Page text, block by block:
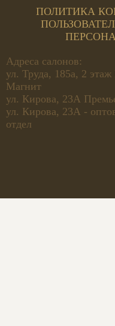
ПОЛИТИКА
Адреса салонов:
ул. Труда, 185а, 2
Магнит
ул. Кирова, 23А
ул. Кирова, 23А -
отдел